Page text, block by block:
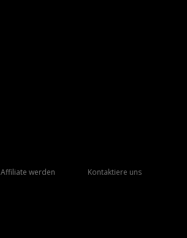
Affiliate werden Kontaktiere uns